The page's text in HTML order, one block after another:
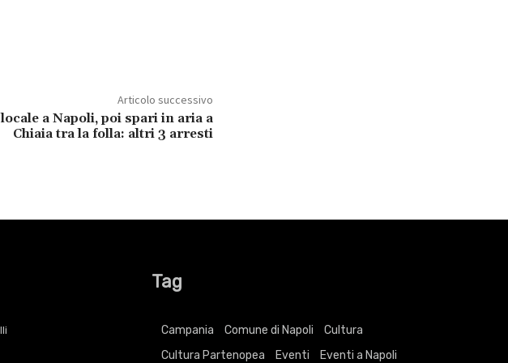
Articolo successivo
a Napoli, poi spari in aria a
Chiaia tra la folla: altri 3 arresti
Tag
Campania Comune di Napoli
Cultura
Cultura Partenopea
Eventi Eventi a Napoli